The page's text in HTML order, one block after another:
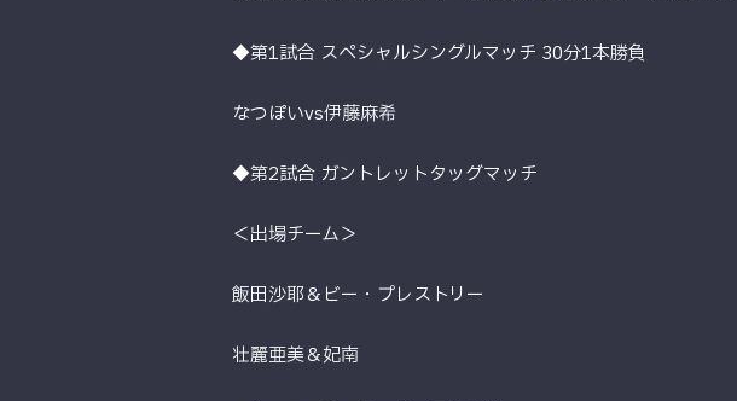
◆第1試合 スペシャルシングルマッチ 30分1本勝負
なつぽいvs伊藤麻希
◆第2試合 ガントレットタッグマッチ
＜出場チーム＞
飯田沙耶＆ビー・プレストリー
壮麗亜美＆妃南